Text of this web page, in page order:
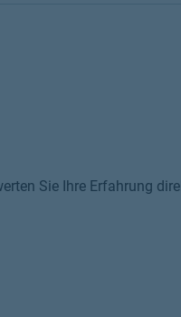
Sie Ihre Erfahrung